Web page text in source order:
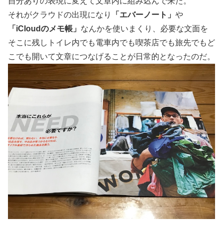
それがクラウドの出現になり
「エバーノート」 や
「iCloudのメモ帳」 なんかを使いまくり、必要な文面を
そこに残しトイレ内でも電車内でも喫茶店でも旅先でもど
こでも開いて文章につなげることが日常的となったのだ。